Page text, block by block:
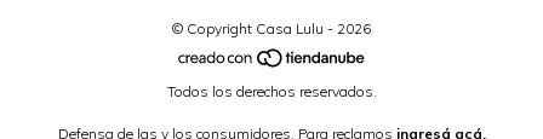
© Copyright Casa Lulu - 2026
Todos los derechos reservados.
Defensa de las y los consumidores. Para reclamos ingresá acá.